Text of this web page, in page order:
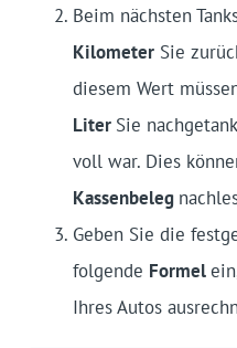
Beim nächsten
KilometerSie
diesem Wert
Liter Sie
voll war. Dies
Kassenbeleg
Geben Sie die
folgende Formel
Ihres Autos